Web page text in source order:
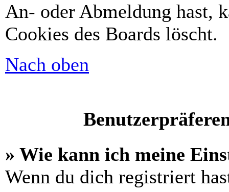
An- oder Abmeldung hast,
Cookies des Boards löscht.
Nach oben
» Wie kann ich meine
Wenn du dich registriert